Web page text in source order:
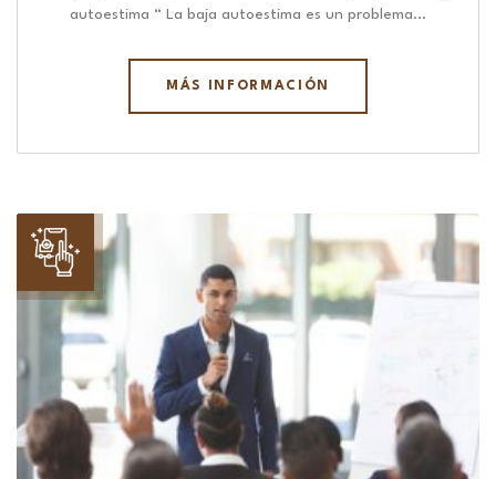
autoestima “ La baja autoestima es un problema…
MÁS INFORMACIÓN